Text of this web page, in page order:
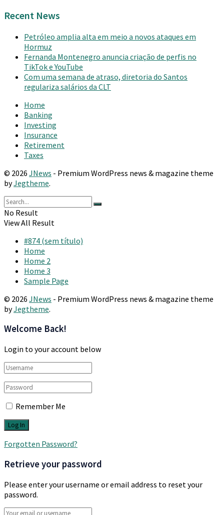
Recent News
Petróleo amplia alta em meio a novos ataques em
Hormuz
Fernanda Montenegro anuncia criação de perfis no
TikTok e YouTube
Com uma semana de atraso, diretoria do Santos
regulariza salários da CLT
Home
Banking
Investing
Insurance
Retirement
Taxes
© 2026 JNews - Premium WordPress news & magazine theme
byJegtheme.
No Result
View All Result
#874 (sem título)
Home
Home 2
Home 3
Sample Page
© 2026 JNews - Premium WordPress news & magazine theme
byJegtheme.
Welcome Back!
Login to your account below
Remember Me
Forgotten Password?
Retrieve your password
Please enter your username or email address to reset your
password.